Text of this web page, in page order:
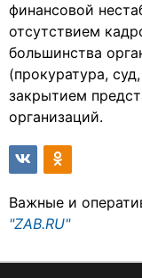
финансовой
отсутствием
большинства
(прокуратура,
закрытием
организаций.
Важные и
"ZAB.RU"